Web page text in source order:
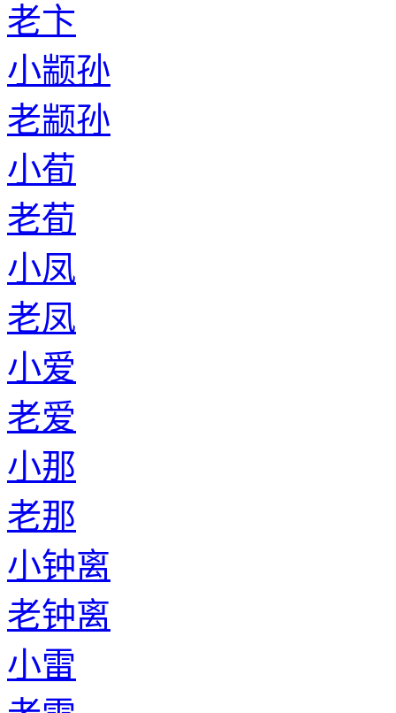
老卞
小颛孙
老颛孙
小荀
老荀
小凤
老凤
小爱
老爱
小那
老那
小钟离
老钟离
小雷